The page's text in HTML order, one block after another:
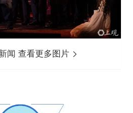
闻 查看更多图片